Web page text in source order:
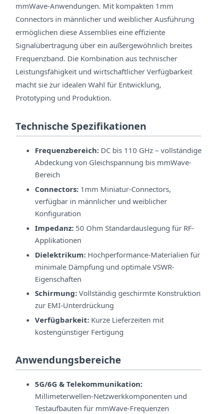
mmWave-Anwendungen. Mit kompakten 1mm
Connectors in männlicher und weiblicher Ausführung
ermöglichen diese Assemblies eine effiziente
Signalübertragung über ein außergewöhnlich breites
Frequenzband. Die Kombination aus technischer
Leistungsfähigkeit und wirtschaftlicher Verfügbarkeit
macht sie zur idealen Wahl für Entwicklung,
Prototyping und Produktion.
Technische Spezifikationen
Frequenzbereich: DC bis 110 GHz – vollständige
Abdeckung von Gleichspannung bis mmWave-
Bereich
Connectors: 1mm Miniatur-Connectors,
verfügbar in männlicher und weiblicher
Konfiguration
Impedanz: 50 Ohm Standardauslegung für RF-
Applikationen
Dielektrikum: Hochperformance-Materialien für
minimale Dämpfung und optimale VSWR-
Eigenschaften
Schirmung: Vollständig geschirmte Konstruktion
zur EMI-Unterdrückung
Verfügbarkeit: Kurze Lieferzeiten mit
kostengünstiger Fertigung
Anwendungsbereiche
5G/6G & Telekommunikation:
Millimeterwellen-Netzwerkkomponenten und
Testaufbauten für mmWave-Frequenzen